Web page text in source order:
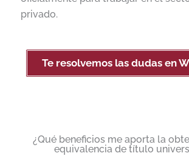
privado.
Te resolvemos las dudas en
¿Qué beneficios me aporta la
equivalencia de título